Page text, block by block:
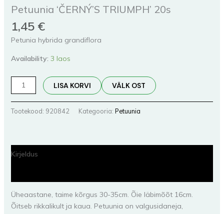
Petuunia ‘ČERNÝ’S TRIUMPH’ 20s
1,45 €
Petunia hybrida grandiflora
Availability: 3 laos
LISA KORVI VÄLK OST
Tootekood: 920842 Kategooria: Petuunia
Kirjeldus
Üheaastane, taime kõrgus 30-35cm. Õie läbimõõt 16cm.
Õitseb rikkalikult ja kaua. Petuunia on valgusidaneja,